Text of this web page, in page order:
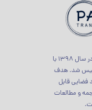
مؤسسه ترجمه تخصصی پرهام در سال 1398 با
شد. هدف
فضایی قابل
و مطالعات